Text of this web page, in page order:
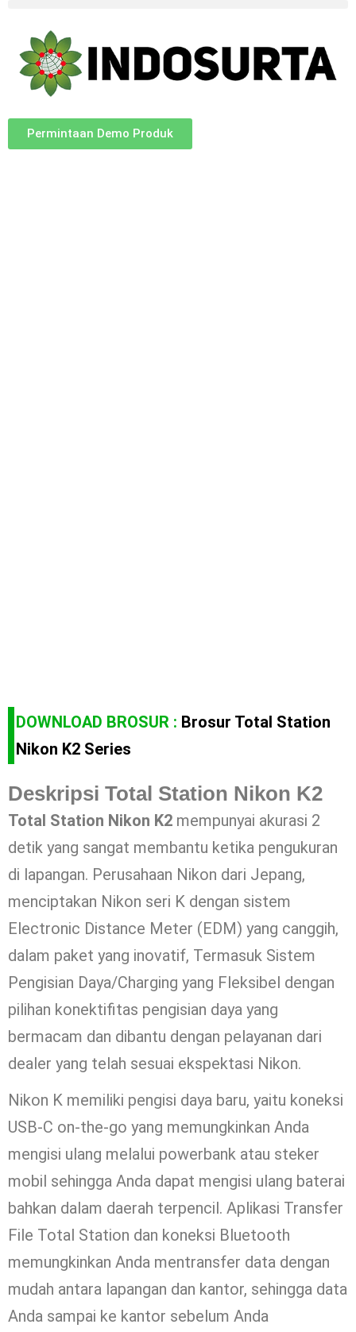
Permintaan Demo Produk
DOWNLOAD BROSUR : Brosur Total Station
Nikon K2 Series
Deskripsi Total Station Nikon K2
Total Station Nikon K2 mempunyai akurasi 2
detik yang sangat membantu ketika pengukuran
di lapangan. Perusahaan Nikon dari Jepang,
menciptakan Nikon seri K dengan sistem
Electronic Distance Meter (EDM) yang canggih,
dalam paket yang inovatif, Termasuk Sistem
Pengisian Daya/Charging yang Fleksibel dengan
pilihan konektifitas pengisian daya yang
bermacam dan dibantu dengan pelayanan dari
dealer yang telah sesuai ekspektasi Nikon.
Nikon K memiliki pengisi daya baru, yaitu koneksi
USB-C on-the-go yang memungkinkan Anda
mengisi ulang melalui powerbank atau steker
mobil sehingga Anda dapat mengisi ulang baterai
bahkan dalam daerah terpencil. Aplikasi Transfer
File Total Station dan koneksi Bluetooth
memungkinkan Anda mentransfer data dengan
mudah antara lapangan dan kantor, sehingga data
Anda sampai ke kantor sebelum Anda